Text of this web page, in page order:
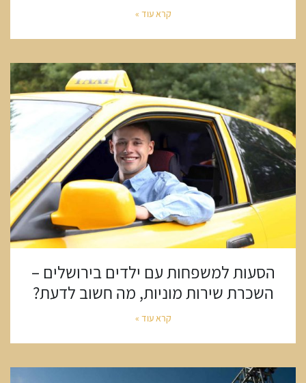
קרא עוד »
הסעות למשפחות עם ילדים בירושלים –
השכרת שירות מוניות, מה חשוב לדעת?
קרא עוד »